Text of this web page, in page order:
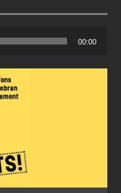
00:00